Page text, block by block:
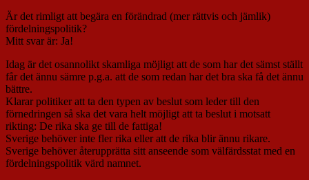
Är det rimligt att begära en förändrad (mer rättvis och jämlik)
fördelningspolitik?
Mitt svar är: Ja!
Idag är det osannolikt skamliga möjligt att de som har det sämst ställt
får det ännu sämre p.g.a. att de som redan har det bra ska få det ännu
bättre.
Klarar politiker att ta den typen av beslut som leder till den
förnedringen så ska det vara helt möjligt att ta beslut i motsatt
rikting: De rika ska ge till de fattiga!
Sverige behöver inte fler rika eller att de rika blir ännu rikare.
Sverige behöver återupprätta sitt anseende som välfärdsstat med en
fördelningspolitik värd namnet.